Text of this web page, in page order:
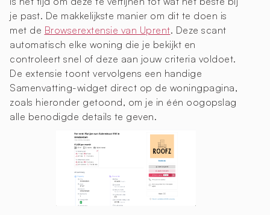
je past. De makkelijkste manier om dit te doen is
met de Browserextensie van Uprent. Deze scant
automatisch elke woning die je bekijkt en
controleert snel of deze aan jouw criteria voldoet.
De extensie toont vervolgens een handige
Samenvatting-widget direct op de woningpagina,
zoals hieronder getoond, om je in één oogopslag
alle benodigde details te geven.